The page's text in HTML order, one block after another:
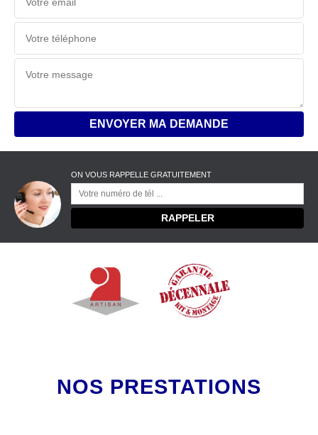
ON VOUS RAPPELLE GRATUITEMENT
NOS PRESTATIONS